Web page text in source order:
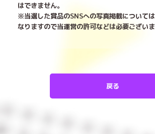
はできません。
※当選した賞品のSNSへの写真掲載について
なりますので当運営の許可などは必要ございま
戻る